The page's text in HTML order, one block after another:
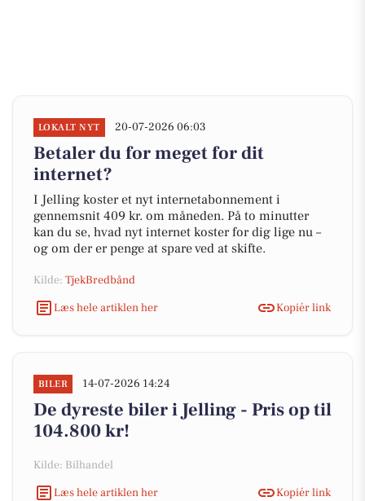
LOKALT NYT 20-07-2026 06:03
Betaler du for meget for dit
internet?
I Jelling koster et nyt internetabonnement i
gennemsnit 409 kr. om måneden. På to minutter
kan du se, hvad nyt internet koster for dig lige nu –
og om der er penge at spare ved at skifte.
Kilde: TjekBredbånd
Læs hele artiklen her
Kopiér link
BILER 14-07-2026 14:24
De dyreste biler i Jelling - Pris op til
104.800 kr!
Kilde: Bilhandel
Læs hele artiklen her
Kopiér link